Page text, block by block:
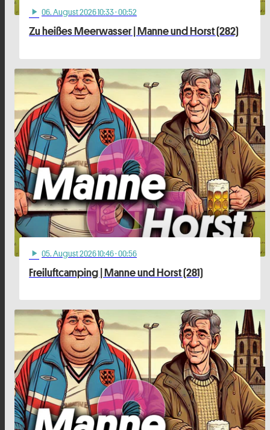
play_arrow 06. August 2026 10:33· 00:52
Zu heißes Meerwasser | Manne und Horst (282)
play_arrow 05. August 2026 10:46· 00:56
Freiluftcamping | Manne und Horst (281)